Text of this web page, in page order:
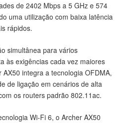
de 2402 Mbps a 5 GHz e 574
uma utilização com baixa latência
rápidos.
simultânea para vários
às exigências cada vez maiores
integra a tecnologia OFDMA,
de ligação em cenários de alta
os routers padrão 802.11ac.
Wi-Fi 6, o Archer AX50